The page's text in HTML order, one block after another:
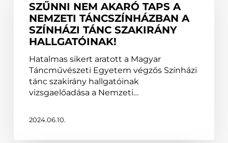
taps
Nemzeti
Táncszínházban
Színházi
tánc
szakirány
hallgatóinak!
SZŰNNI NEM AKARÓ TAPS A
NEMZETI TÁNCSZÍNHÁZBAN A
SZÍNHÁZI TÁNC SZAKIRÁNY
HALLGATÓINAK!
Hatalmas sikert aratott a Magyar
Táncművészeti Egyetem végzős Színházi
tánc szakirány hallgatóinak
vizsgaelőadása a Nemzeti…
2024.06.10.